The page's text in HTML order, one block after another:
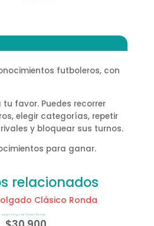
futboleros, con
favor. Puedes recorrer
elegir categorías, repetir
y bloquear sus turnos.
para ganar.
relacionados
Juego Colgado Clásico Ronda